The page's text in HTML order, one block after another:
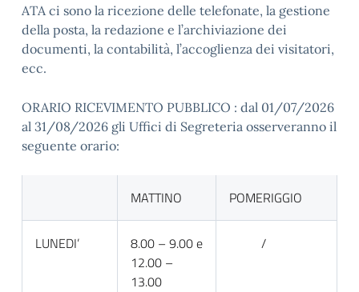
ATA ci sono la ricezione delle telefonate, la gestione
della posta, la redazione e l’archiviazione dei
documenti, la contabilità, l’accoglienza dei visitatori,
ecc.
ORARIO RICEVIMENTO PUBBLICO : dal 01/07/2026
al 31/08/2026 gli Uffici di Segreteria osserveranno il
seguente orario:
MATTINO POMERIGGIO
LUNEDI’
8.00 – 9.00 e
12.00 –
13.00
/